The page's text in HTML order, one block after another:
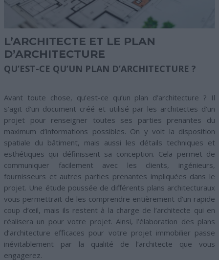
L’ARCHITECTE ET LE PLAN
D’ARCHITECTURE
QU’EST-CE QU’UN PLAN D’ARCHITECTURE ?
Avant toute chose, qu’est-ce qu’un plan d’architecture ? Il
s’agit d’un document créé et utilisé par les architectes d’un
projet pour renseigner toutes ses parties prenantes du
maximum d’informations possibles. On y voit la disposition
spatiale du bâtiment, mais aussi les détails techniques et
esthétiques qui définissent sa conception. Cela permet de
communiquer facilement avec les clients, ingénieurs,
fournisseurs et autres parties prenantes impliquées dans le
projet. Une étude poussée de différents plans architecturaux
vous permettrait de les comprendre entièrement d’un rapide
coup d’œil, mais ils restent à la charge de l’architecte qui en
réalisera un pour votre projet. Ainsi, l’élaboration des plans
d’architecture efficaces pour votre projet immobilier passe
inévitablement par la qualité de l’architecte que vous
engagerez.